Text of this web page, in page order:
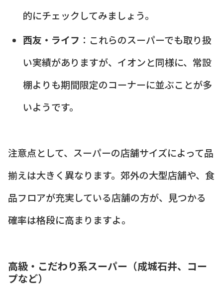
的にチェックしてみましょう。
西友・ライフ ：これらのスーパーでも取り扱
い実績がありますが、イオンと同様に、常設
棚よりも期間限定のコーナーに並ぶことが多
いようです。
注意点として、スーパーの店舗サイズによって品
揃えは大きく異なります。郊外の大型店舗や、食
品フロアが充実している店舗の方が、見つかる
確率は格段に高まりますよ。
高級・こだわり系スーパー（成城石井、コー
プなど）